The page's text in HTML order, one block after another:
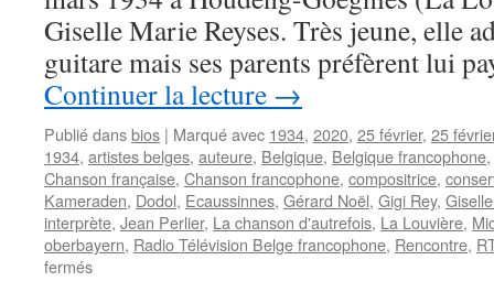
une
longue
absence
Giselle Marie Reyses. Très jeune, elle
guitare mais ses parents préfèrent lui
Continuer la lecture →
Publié dansbios | Marqué avec 1934, 2020, 25 février, 25
1934, artistes belges, auteure, Belgique, Belgique francophone,
Chanson française, Chanson francophone, compositrice,
Kameraden, Dodol, Ecaussinnes, Gérard Noël, Gigi Rey,
interprète, Jean Perlier, La chanson d'autrefois, La Louvière,
oberbayern, Radio Télévision Belge francophone, Rencontre,
ferméssur